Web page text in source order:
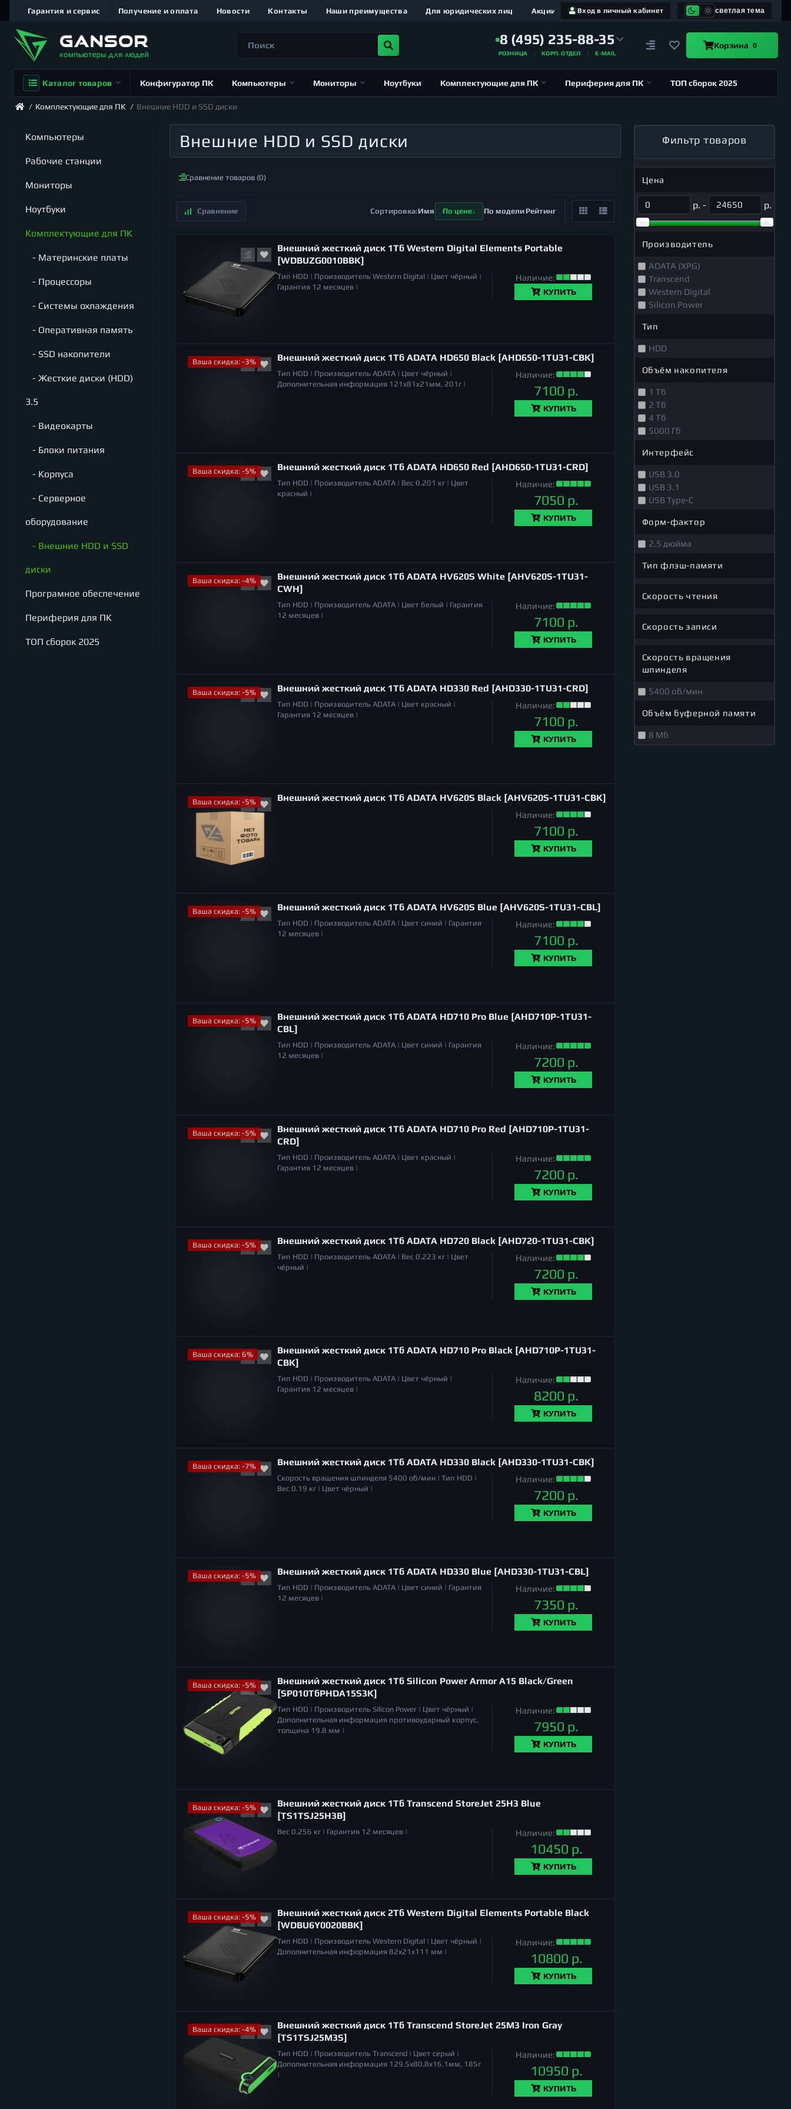
Вход в личный кабинет светлая тема
Гарантия и сервис Получение и оплата Новости Контакты Наши преимущества Для юридических лиц Акции
8 (495) 235-88-35
РОЗНИЦА КОРП. ОТДЕЛ E-MAIL
Корзина 0
Каталог товаров Конфигуратор ПК Компьютеры Мониторы Ноутбуки Комплектующие для ПК Периферия для ПК ТОП сборок 2025
Комплектующие для ПК Внешние HDD и SSD диски
Компьютеры
Рабочие станции
Мониторы
Ноутбуки
Комплектующие для ПК
- Материнские платы
- Процессоры
- Системы охлаждения
- Оперативная память
- SSD накопители
- Жесткие диски (HDD)
3.5
- Видеокарты
- Блоки питания
- Корпуса
- Серверное
оборудование
- Внешние HDD и SSD
диски
Програмное обеспечение
Периферия для ПК
ТОП сборок 2025
Внешние HDD и SSD диски
Сравнение товаров (0)
Имя По цене По модели Рейтинг
Внешний жесткий диск 1Тб Western Digital Elements Portable
[WDBUZG0010BBK]
Наличие:
КУПИТЬ
Тип HDD | Производитель Western Digital | Цвет чёрный |
Гарантия 12 месяцев |
Ваша скидка: -3% Внешний жесткий диск 1Тб ADATA HD650 Black [AHD650-1TU31-CBK]
Наличие:
7100 р.
КУПИТЬ
Тип HDD | Производитель ADATA | Цвет чёрный |
Дополнительная информация 121x81x21мм, 201г |
Ваша скидка: -5% Внешний жесткий диск 1Тб ADATA HD650 Red [AHD650-1TU31-CRD]
Наличие:
7050 р.
КУПИТЬ
Тип HDD | Производитель ADATA | Вес 0.201 кг | Цвет
красный |
Ваша скидка: -4%
Внешний жесткий диск 1Тб ADATA HV620S White [AHV620S-1TU31-
CWH]
Наличие:
7100 р.
КУПИТЬ
Тип HDD | Производитель ADATA | Цвет белый | Гарантия
12 месяцев |
Ваша скидка: -5% Внешний жесткий диск 1Тб ADATA HD330 Red [AHD330-1TU31-CRD]
Наличие:
7100 р.
КУПИТЬ
Тип HDD | Производитель ADATA | Цвет красный |
Гарантия 12 месяцев |
Ваша скидка: -5% Внешний жесткий диск 1Тб ADATA HV620S Black [AHV620S-1TU31-CBK]
Наличие:
7100 р.
КУПИТЬ
Ваша скидка: -5% Внешний жесткий диск 1Тб ADATA HV620S Blue [AHV620S-1TU31-CBL]
Наличие:
7100 р.
КУПИТЬ
Тип HDD | Производитель ADATA | Цвет синий | Гарантия
12 месяцев |
Ваша скидка: -5%
Внешний жесткий диск 1Тб ADATA HD710 Pro Blue [AHD710P-1TU31-
CBL]
Наличие:
7200 р.
КУПИТЬ
Тип HDD | Производитель ADATA | Цвет синий | Гарантия
12 месяцев |
Ваша скидка: -5%
Внешний жесткий диск 1Тб ADATA HD710 Pro Red [AHD710P-1TU31-
CRD]
Наличие:
7200 р.
КУПИТЬ
Тип HDD | Производитель ADATA | Цвет красный |
Гарантия 12 месяцев |
Ваша скидка: -5% Внешний жесткий диск 1Тб ADATA HD720 Black [AHD720-1TU31-CBK]
Наличие:
7200 р.
КУПИТЬ
Тип HDD | Производитель ADATA | Вес 0.223 кг | Цвет
чёрный |
Ваша скидка: 6%
Внешний жесткий диск 1Тб ADATA HD710 Pro Black [AHD710P-1TU31-
CBK]
Наличие:
8200 р.
КУПИТЬ
Тип HDD | Производитель ADATA | Цвет чёрный |
Гарантия 12 месяцев |
Ваша скидка: -7% Внешний жесткий диск 1Тб ADATA HD330 Black [AHD330-1TU31-CBK]
Наличие:
7200 р.
КУПИТЬ
Скорость вращения шпинделя 5400 об/мин |Тип HDD |
Вес 0.19 кг | Цвет чёрный |
Ваша скидка: -5% Внешний жесткий диск 1Тб ADATA HD330 Blue [AHD330-1TU31-CBL]
Наличие:
7350 р.
КУПИТЬ
Тип HDD | Производитель ADATA | Цвет синий | Гарантия
12 месяцев |
Ваша скидка: -5%
Внешний жесткий диск 1Тб Silicon Power Armor A15 Black/Green
[SP010ТбPHDA15S3K]
Наличие:
7950 р.
КУПИТЬ
Тип HDD | Производитель Silicon Power | Цвет чёрный |
Дополнительная информация противоударный корпус,
толщина 19.8 мм |
Ваша скидка: -5%
Внешний жесткий диск 1Тб Transcend StoreJet 25H3 Blue
[TS1TSJ25H3B]
Наличие:
10450 р.
КУПИТЬ
Вес 0.256 кг | Гарантия 12 месяцев |
Ваша скидка: -5%
Внешний жесткий диск 2Тб Western Digital Elements Portable Black
[WDBU6Y0020BBK]
Наличие:
10800 р.
КУПИТЬ
Тип HDD | Производитель Western Digital | Цвет чёрный |
Дополнительная информация 82x21x111 мм |
Ваша скидка: -4%
Внешний жесткий диск 1Тб Transcend StoreJet 25M3 Iron Gray
[TS1TSJ25M3S]
Наличие:
10950 р.
КУПИТЬ
Тип HDD | Производитель Transcend | Цвет серый |
Дополнительная информация 129.5x80.8x16.1мм, 185г
|
Фильтр товаров
Цена
р. - р.
Производитель
ADATA (XPG)
Transcend
Western Digital
Silicon Power
Тип
HDD
Объём накопителя
1 Тб
2 Тб
4 Тб
5000 Гб
Интерфейс
USB 3.0
USB 3.1
USB Type-C
Форм-фактор
2.5 дюйма
Тип флэш-памяти
Скорость чтения
Скорость записи
Скорость вращения
шпинделя
5400 об/мин
Объём буферной памяти
8 Мб